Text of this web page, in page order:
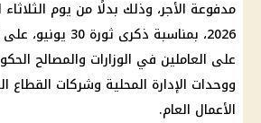
2026، بمناسبة ذكرى ثورة 30 يونيو، على أن تسري
على العاملين في الوزارات والمصالح
ووحدات الإدارة المحلية وشركات القطاع
الأعمال العام.